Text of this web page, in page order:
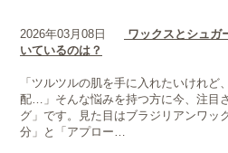
2026年03月08日
ワックスとシュ
いているのは？
「ツルツルの肌を手に入れたいけれ
配…」そんな悩みを持つ方に今、注目
グ」です。見た目はブラジリアンワッ
分」と「アプロー…